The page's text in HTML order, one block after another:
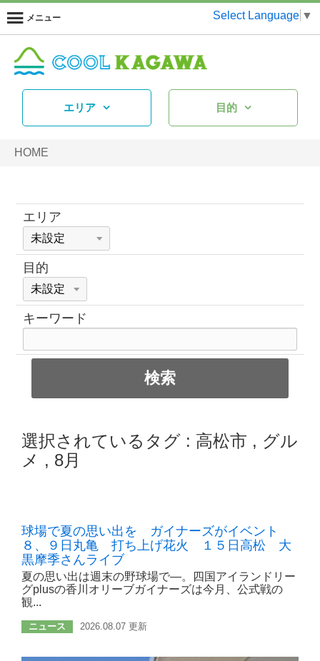
メニュー Select Language ▼
エリア 目的
HOME
エリア
目的
キーワード
選択されているタグ : 高松市 , グル
メ , 8月
球場で夏の思い出を ガイナーズがイベント
８、９日丸亀 打ち上げ花火 １５日高松 大
黒摩季さんライブ
夏の思い出は週末の野球場で―。四国アイランドリー
グplusの香川オリーブガイナーズは今月、公式戦の
観...
ニュース 2026.08.07 更新